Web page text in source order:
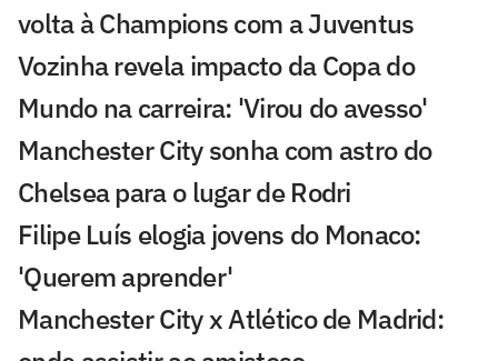
volta à Champions com a Juventus
Vozinha revela impacto da Copa do
Mundo na carreira: 'Virou do avesso'
Manchester City sonha com astro do
Chelsea para o lugar de Rodri
Filipe Luís elogia jovens do Monaco:
'Querem aprender'
Manchester City x Atlético de Madrid: